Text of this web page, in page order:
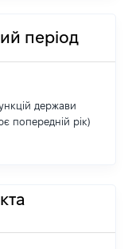
період
держави
попередній рік)